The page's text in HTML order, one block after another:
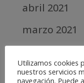
abril 2021
marzo 2021
diciembre
Utilizamos cookies
nuestros servicios
navegación. Puede